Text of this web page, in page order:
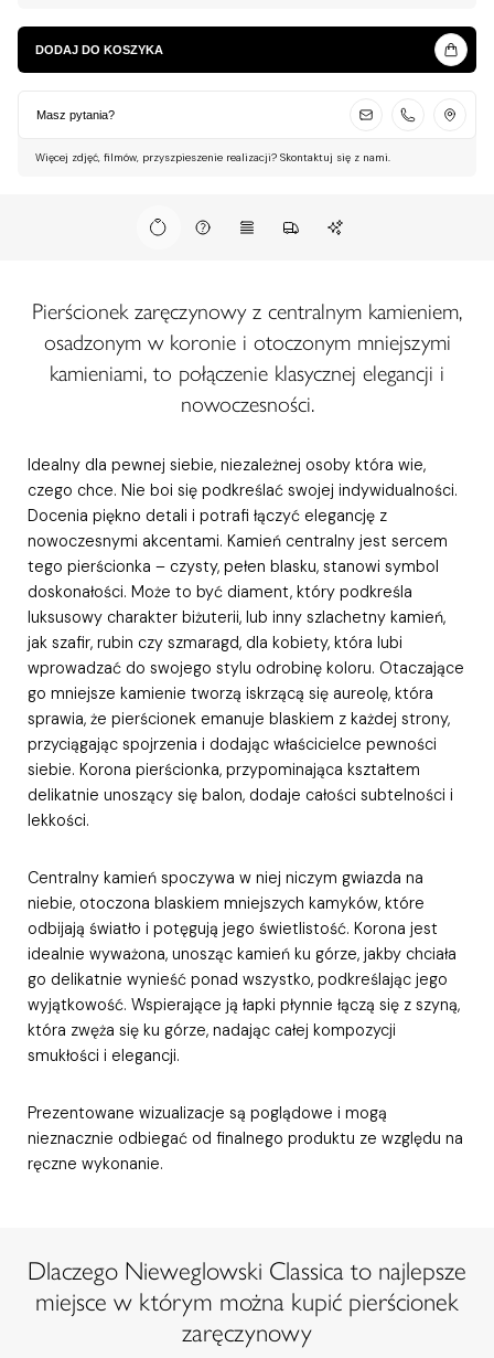
DODAJ DO KOSZYKA
Masz pytania?
Więcej zdjęć, filmów, przyszpieszenie realizacji? Skontaktuj się z nami.
Pierścionek zaręczynowy z centralnym kamieniem,
osadzonym w koronie i otoczonym mniejszymi
kamieniami, to połączenie klasycznej elegancji i
nowoczesności.
Idealny dla pewnej siebie, niezależnej osoby która wie,
czego chce. Nie boi się podkreślać swojej indywidualności.
Docenia piękno detali i potrafi łączyć elegancję z
nowoczesnymi akcentami. Kamień centralny jest sercem
tego pierścionka – czysty, pełen blasku, stanowi symbol
doskonałości. Może to być diament, który podkreśla
luksusowy charakter biżuterii, lub inny szlachetny kamień,
jak szafir, rubin czy szmaragd, dla kobiety, która lubi
wprowadzać do swojego stylu odrobinę koloru. Otaczające
go mniejsze kamienie tworzą iskrzącą się aureolę, która
sprawia, że pierścionek emanuje blaskiem z każdej strony,
przyciągając spojrzenia i dodając właścicielce pewności
siebie. Korona pierścionka, przypominająca kształtem
delikatnie unoszący się balon, dodaje całości subtelności i
lekkości.
Centralny kamień spoczywa w niej niczym gwiazda na
niebie, otoczona blaskiem mniejszych kamyków, które
odbijają światło i potęgują jego świetlistość. Korona jest
idealnie wyważona, unosząc kamień ku górze, jakby chciała
go delikatnie wynieść ponad wszystko, podkreślając jego
wyjątkowość. Wspierające ją łapki płynnie łączą się z szyną,
która zwęża się ku górze, nadając całej kompozycji
smukłości i elegancji.
Prezentowane wizualizacje są poglądowe i mogą
nieznacznie odbiegać od finalnego produktu ze względu na
ręczne wykonanie.
Dlaczego Nieweglowski Classica to najlepsze
miejsce w którym można kupić pierścionek
zaręczynowy